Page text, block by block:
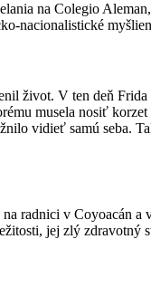
na Colegio
nacionalistické
život. V ten deň
musela nosiť
vidieť samú seba.
radnici v Coyoacán
jej zlý zdravotný